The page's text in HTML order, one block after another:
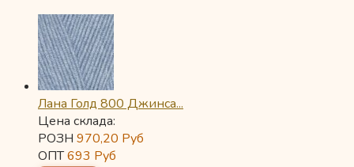
Лана Голд 800 Джинса...
Цена склада:
РОЗН 970,20 Руб
ОПТ693 Руб